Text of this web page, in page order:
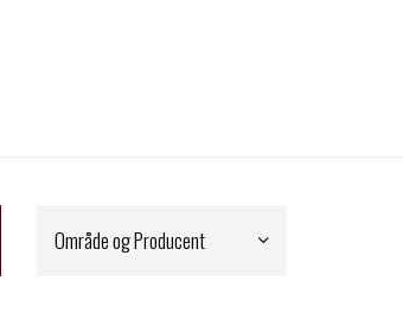
Område og Producent